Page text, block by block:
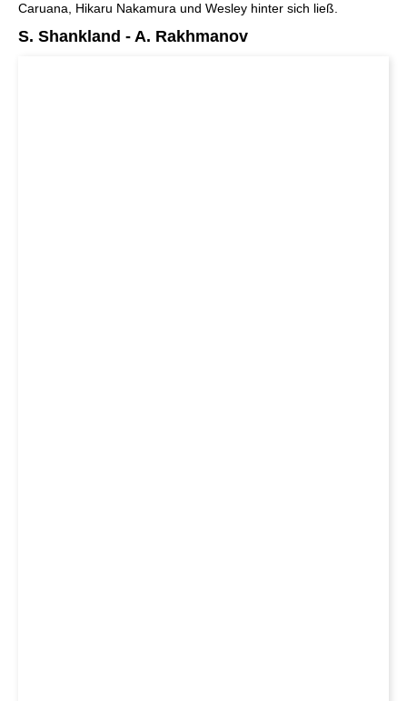
Caruana, Hikaru Nakamura und Wesley hinter sich ließ.
S. Shankland - A. Rakhmanov